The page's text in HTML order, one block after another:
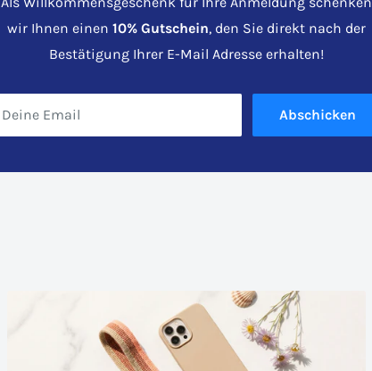
wir Ihnen einen 10% Gutschein, den Sie direkt nach der
Bestätigung Ihrer E-Mail Adresse erhalten!
Deine Email Abschicken